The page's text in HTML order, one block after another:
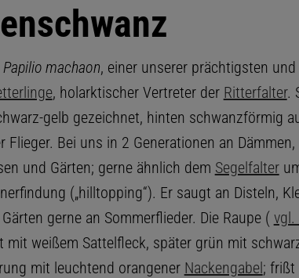
Papilio machaon, einer unserer prächtigsten und
, holarktischer Vertreter der Ritterfalter.
gelb gezeichnet, hinten schwanzförmig
Flieger. Bei uns in 2 Generationen an Dämmen,
und Gärten; gerne ähnlich dem Segelfalter
(„hilltopping“). Er saugt an Disteln,
gerne an Sommerflieder. Die Raupe ( vgl.
mit weißem Sattelfleck, später grün mit
mit leuchtend orangener Nackengabel; frißt